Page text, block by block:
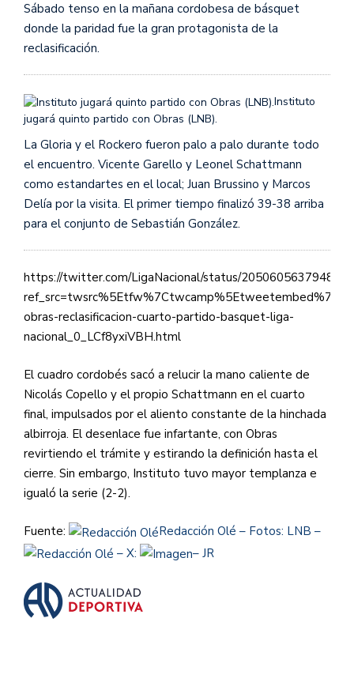
Sábado tenso en la mañana cordobesa de básquet
donde la paridad fue la gran protagonista de la
reclasificación.
Instituto
jugará quinto partido con Obras (LNB).
La Gloria y el Rockero fueron palo a palo durante todo
el encuentro. Vicente Garello y Leonel Schattmann
como estandartes en el local; Juan Brussino y Marcos
Delía por la visita. El primer tiempo finalizó 39-38 arriba
para el conjunto de Sebastián González.
https://twitter.com/LigaNacional/status/
obras-reclasificacion-cuarto-partido-basquet-liga-
nacional_0_LCf8yxiVBH.html
El cuadro cordobés sacó a relucir la mano caliente de
Nicolás Copello y el propio Schattmann en el cuarto
final, impulsados por el aliento constante de la hinchada
albirroja. El desenlace fue infartante, con Obras
revirtiendo el trámite y estirando la definición hasta el
cierre. Sin embargo, Instituto tuvo mayor templanza e
igualó la serie (2-2).
Fuente:
Redacción Olé – Fotos: LNB –
– X:
– JR